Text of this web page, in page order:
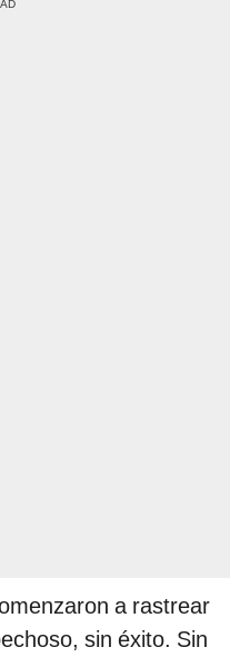
a rastrear
sin éxito. Sin